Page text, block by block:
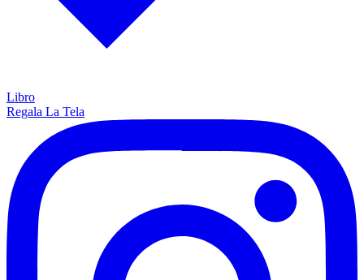
Libro
Regala La Tela